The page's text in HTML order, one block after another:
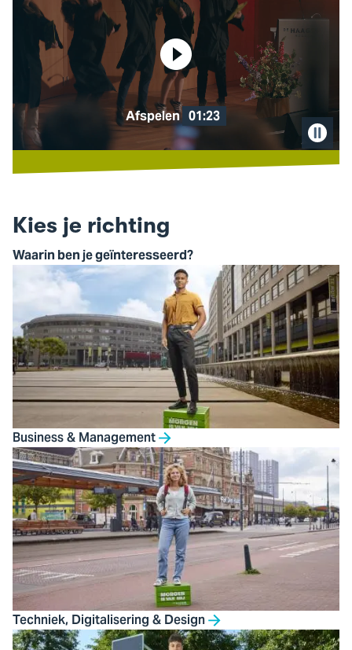
Pause
video
Afspelen 01:23
Kies je richting
Waarin ben je geïnteresseerd?
Business & Management
Techniek, Digitalisering & Design